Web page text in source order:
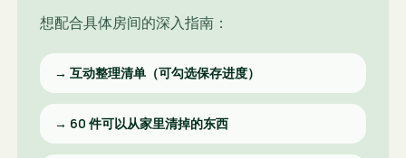
想配合具体房间的深入指南：
→ 互动整理清单（可勾选保存进度）
→ 60 件可以从家里清掉的东西